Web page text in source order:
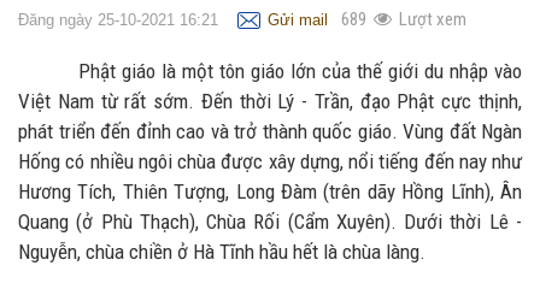
Đăng ngày 25-10-2021 16:21 Gửi mail 689 Lượt xem
Phật giáo là một tôn giáo lớn của thế giới du nhập vào
Việt Nam từ rất sớm. Đến thời Lý - Trần, đạo Phật cực thịnh,
phát triển đến đỉnh cao và trở thành quốc giáo. Vùng đất Ngàn
Hống có nhiều ngôi chùa được xây dựng, nổi tiếng đến nay như
Hương Tích, Thiên Tượng, Long Đàm (trên dãy Hồng Lĩnh), Ân
Quang (ở Phù Thạch), Chùa Rối (Cẩm Xuyên). Dưới thời Lê -
Nguyễn, chùa chiền ở Hà Tĩnh hầu hết là chùa làng.